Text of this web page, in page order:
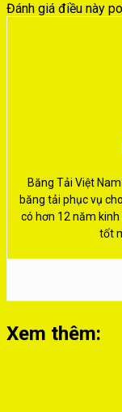
Đánh giá điều này
Băng Tải Việt
băng tải phục vụ
có hơn 12 năm
tốt
Xem thêm: